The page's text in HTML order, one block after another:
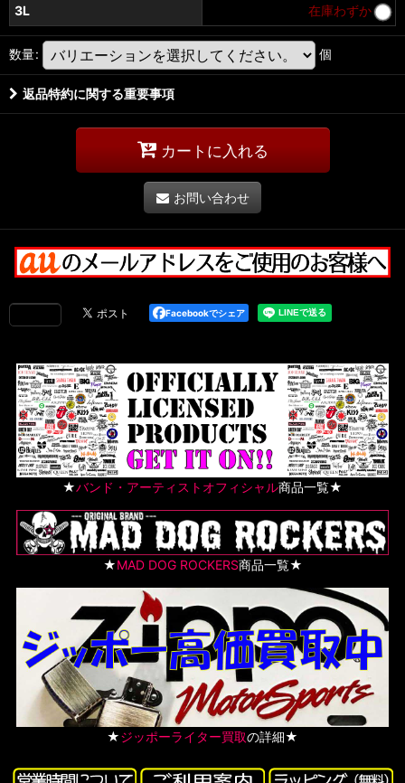
3L
在庫わずか
数量: 個
返品特約に関する重要事項
カートに入れる
お問い合わせ
Facebookでシェア
★バンド・アーティストオフィシャル商品一覧★
★MAD DOG ROCKERS商品一覧★
★ジッポーライター買取の詳細★